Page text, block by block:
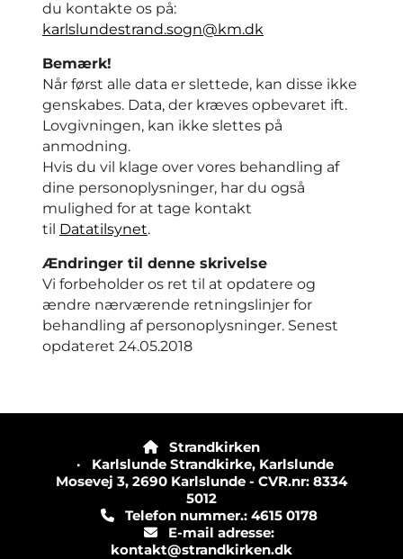
du kontakte os på:
karlslundestrand.sogn@km.dk
Bemærk!
Når først alle data er slettede, kan disse ikke
genskabes. Data, der kræves opbevaret ift.
Lovgivningen, kan ikke slettes på
anmodning.
Hvis du vil klage over vores behandling af
dine personoplysninger, har du også
mulighed for at tage kontakt
til Datatilsynet.
Ændringer til denne skrivelse
Vi forbeholder os ret til at opdatere og
ændre nærværende retningslinjer for
behandling af personoplysninger. Senest
opdateret 24.05.2018

Strandkirken
· Karlslunde Strandkirke, Karlslunde
Mosevej 3, 2690 Karlslunde - CVR.nr: 8334
5012
Telefon nummer.: 4615 0178
E-mail adresse:
kontakt@strandkirken.dk